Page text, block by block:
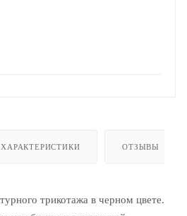
ХАРАКТЕРИСТИКИ ОТЗЫВЫ
трикотажа в черном цвете.